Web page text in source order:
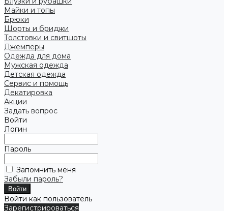
Майки и топы
Брюки
Шорты и бриджи
Толстовки и свитшоты
Джемперы
Одежда для дома
Мужская одежда
Детская одежда
Сервис и помощь
Декатировка
Акции
Задать вопрос
Войти
Логин
Пароль
Запомнить меня
Забыли пароль?
Войти как пользователь
Зарегистрироваться